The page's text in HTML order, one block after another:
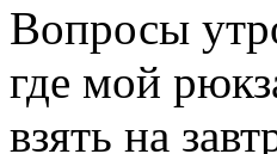
Вопросы
где мой
взять на